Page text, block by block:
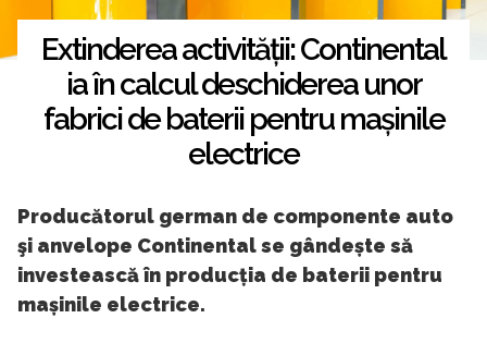
Extinderea activității: Continental
ia în calcul deschiderea unor
fabrici de baterii pentru mașinile
electrice
Producătorul german de componente auto
şi anvelope Continental se gândește să
investească în producția de baterii pentru
mașinile electrice.